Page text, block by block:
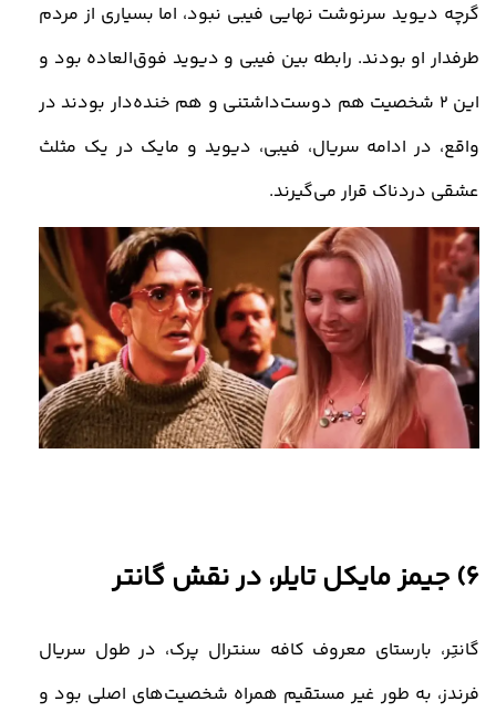
گرچه دیوید سرنوشت نهایی فیبی نبود، اما بسیاری از مردم
طرفدار او بودند. رابطه بین فیبی و دیوید فوق‌العاده بود و
این 2 شخصیت هم دوست‌داشتنی و هم خنده‌دار بودند در
واقع، در ادامه سریال، فیبی، دیوید و مایک در یک مثلث
عشقی دردناک قرار می‌گیرند.
6) جیمز مایکل تایلر، در نقش گانتر
گانتِر، بارستای معروف کافه سنترال پرک، در طول سریال
فرندز، به طور غیر مستقیم همراه شخصیت‌های اصلی بود و